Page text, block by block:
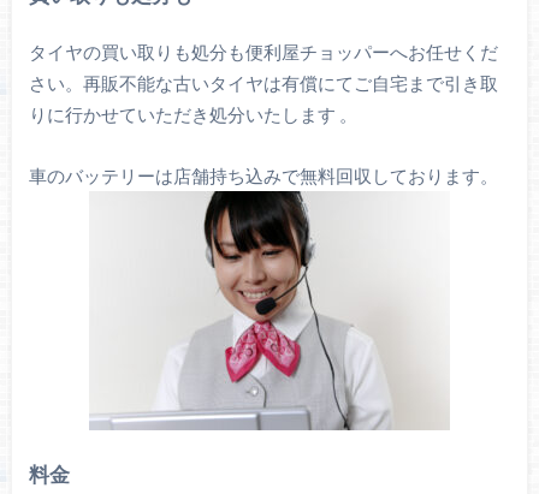
タイヤの買い取りも処分も便利屋チョッパーへお任せくだ
さい。再販不能な古いタイヤは有償にてご自宅まで引き取
りに行かせていただき処分いたします 。
車のバッテリーは店舗持ち込みで無料回収しております。
料金